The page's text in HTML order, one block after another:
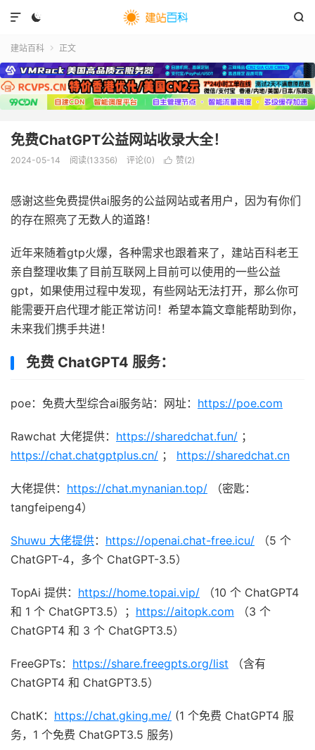
 

建站百科  正文
免费ChatGPT公益网站收录大全！
2024-05-14 阅读(13356) 评论(0)  赞(2)
感谢这些免费提供ai服务的公益网站或者用户，因为有你们
的存在照亮了无数人的道路！
近年来随着gtp火爆，各种需求也跟着来了，建站百科老王
亲自整理收集了目前互联网上目前可以使用的一些公益
gpt，如果使用过程中发现，有些网站无法打开，那么你可
能需要开启代理才能正常访问！希望本篇文章能帮助到你，
未来我们携手共进！
免费 ChatGPT4 服务：
poe：免费大型综合ai服务站：网址： https://poe.com
Rawchat 大佬提供： https://sharedchat.fun/ ；
https://chat.chatgptplus.cn/ ； https://sharedchat.cn
大佬提供： https://chat.mynanian.top/ （密匙：
tangfeipeng4）
Shuwu 大佬提供： https://openai.chat-free.icu/ （5 个
ChatGPT-4，多个 ChatGPT-3.5）
TopAi 提供： https://home.topai.vip/ （10 个 ChatGPT4
和 1 个 ChatGPT3.5）； https://aitopk.com （3 个
ChatGPT4 和 3 个 ChatGPT3.5）
FreeGPTs： https://share.freegpts.org/list （含有
ChatGPT4 和 ChatGPT3.5）
ChatK： https://chat.gking.me/ (1 个免费 ChatGPT4 服
务，1 个免费 ChatGPT3.5 服务)